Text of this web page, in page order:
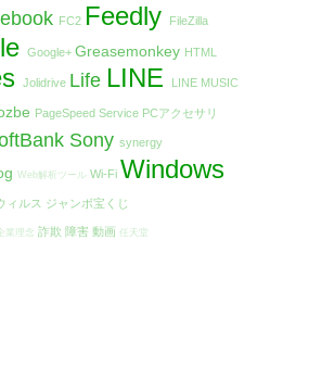
FC2 Feedly FileZilla
Google+ Greasemonkey HTML
Jolidrive Life LINE LINE MUSIC
PageSpeed Service PCアクセサリ
Sony synergy
Web解析ツール Wi-Fi Windows
ィルス ジャンボ宝くじ
業理念 詐欺 障害 動画 任天堂